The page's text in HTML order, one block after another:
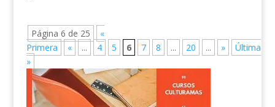
Página 6 de 25
«
Primera
« ... 4 5 6 7 8 ... 20 ... »
Última
»